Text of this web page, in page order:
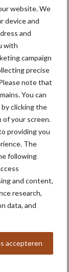
website. We
device and
and
with
campaign
precise
note that
You can
clicking the
your screen.
providing you
The
following
and content,
research,
data, and
accepteren
kilo’s